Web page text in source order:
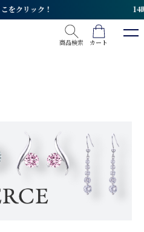
日発送 土日祝日も毎日対応
商品検索
カート